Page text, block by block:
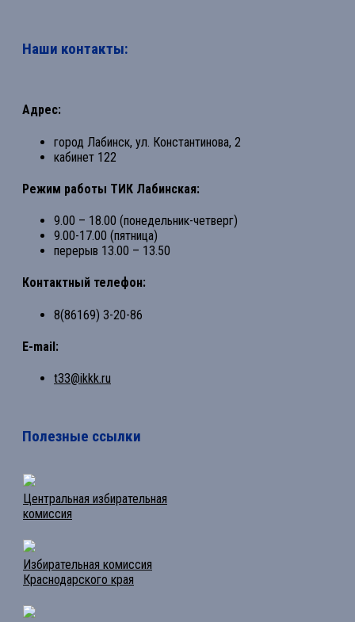
Наши контакты:
Адрес:
город Лабинск, ул. Константинова, 2
кабинет 122
Режим работы ТИК Лабинская:
9.00 – 18.00 (понедельник-четверг)
9.00-17.00 (пятница)
перерыв 13.00 – 13.50
Контактный телефон:
8(86169) 3-20-86
E-mail:
t33@ikkk.ru
Полезные ссылки
Центральная избирательная
комиссия
Избирательная комиссия
Краснодарского края